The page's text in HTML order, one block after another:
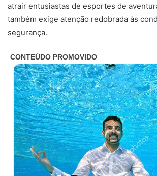
atrair entusiastas de esportes de
também exige atenção redobrada às
segurança.